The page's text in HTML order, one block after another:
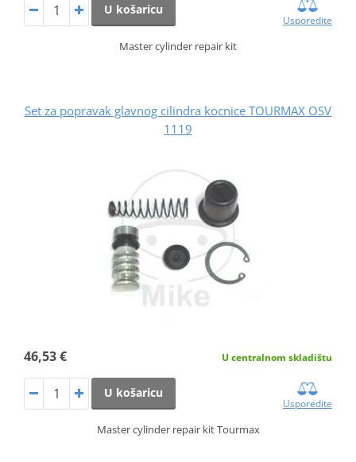
U košaricu
Usporedite
Master cylinder repair kit
Set za popravak glavnog cilindra kocnice TOURMAX OSV
1119
46,53 € U centralnom skladištu
U košaricu
Usporedite
Master cylinder repair kit Tourmax